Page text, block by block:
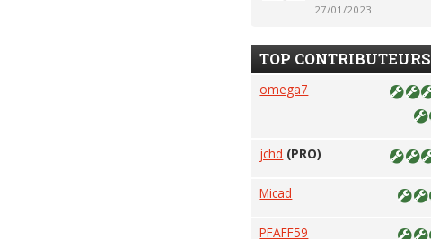
27/01/2023
TOP CONTRIBUTEURS
omega7
jchd (PRO)
Micad
PFAFF59